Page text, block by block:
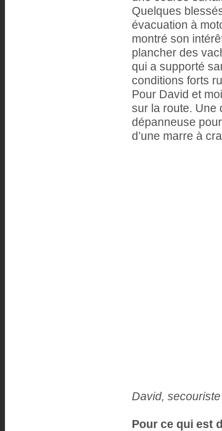
Quelques
évacuation à
montré son
plancher des
qui a supporté
conditions forts
Pour David et
sur la route. Une
dépanneuse
d’une marre à
David,
Pour ce qui est